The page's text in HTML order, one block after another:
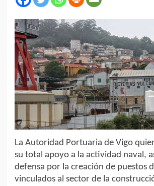
La Autoridad Portuaria de Vigo
su total apoyo a la actividad naval,
defensa por la creación de puestos
vinculados al sector de la